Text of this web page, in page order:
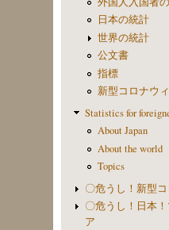
日本の統計
世界の統計
公文書
指標
新型コロナウ
Statistics for
About Japan
About the world
Topics
〇危うし！新型
〇危うし！日本
ア